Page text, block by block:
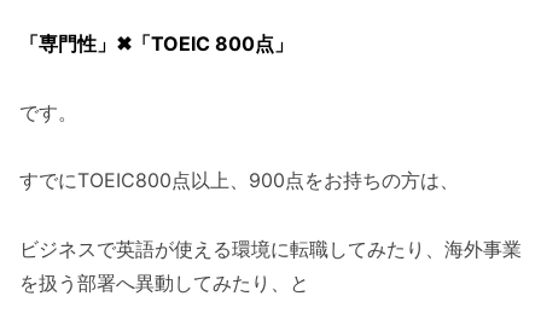
「専門性」✖︎「TOEIC 800点」
です。
すでにTOEIC800点以上、900点をお持ちの方は、
ビジネスで英語が使える環境に転職してみたり、海外事業
を扱う部署へ異動してみたり、と